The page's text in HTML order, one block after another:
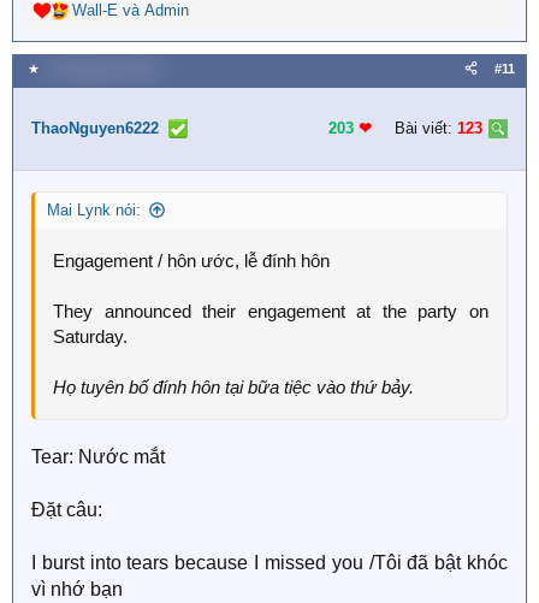
R
e
a
c
i
n
s
Wall-E và Admin
★ #11
ThaoNguyen6222 203 ❤︎ Bài viết: 123
Mai Lynk nói:
Engagement / hôn ước, lễ đính hôn
They announced their engagement at the party on
Saturday.
Họ tuyên bố đính hôn tại bữa tiệc vào thứ bảy.
Tear: Nước mắt
Đặt câu:
I burst into tears because I missed you /Tôi đã bật khóc
vì nhớ bạn